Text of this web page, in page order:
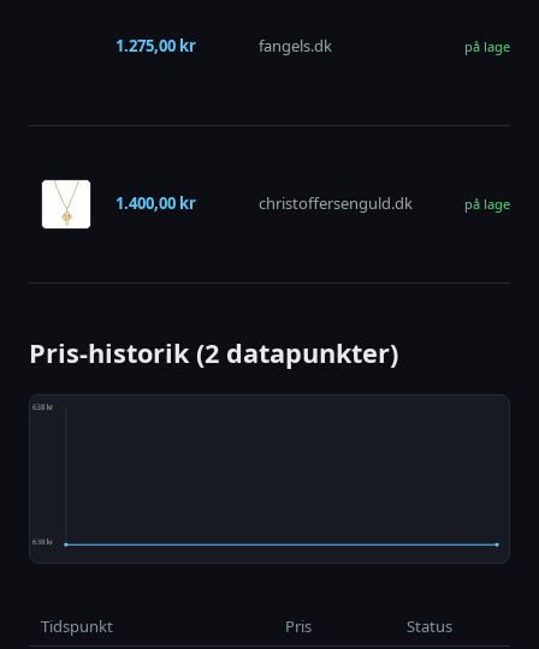
1.275,00 kr fangels.dk på lager
1.400,00 kr christoffersenguld.dk på lager
Pris-historik (2 datapunkter)
Tidspunkt Pris Status